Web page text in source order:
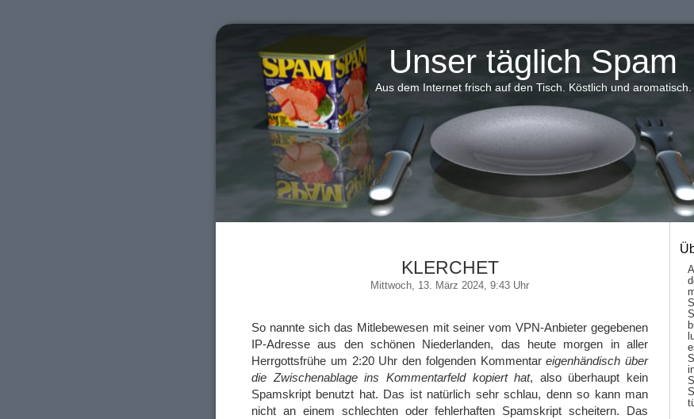
Unser täglich Spam
Aus dem Internet frisch auf den Tisch. Köstlich und aromatisch.
KLERCHET
Mittwoch, 13. März 2024, 9:43 Uhr
So nannte sich das Mitlebewesen mit seiner vom VPN-Anbieter gegebenen
IP-Adresse aus den schönen Niederlanden, das heute morgen in aller
Herrgottsfrühe um 2:20 Uhr den folgenden Kommentareigenhändisch über
die Zwischenablage ins Kommentarfeld kopiert hat, also überhaupt kein
Spamskript benutzt hat. Das ist natürlich sehr schlau, denn so kann man
nicht an einem schlechten oder fehlerhaften Spamskript scheitern. Das